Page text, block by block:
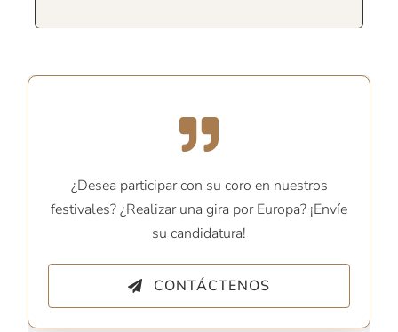
¿Desea participar con su coro en nuestros
festivales? ¿Realizar una gira por Europa? ¡Envíe
su candidatura!
CONTÁCTENOS